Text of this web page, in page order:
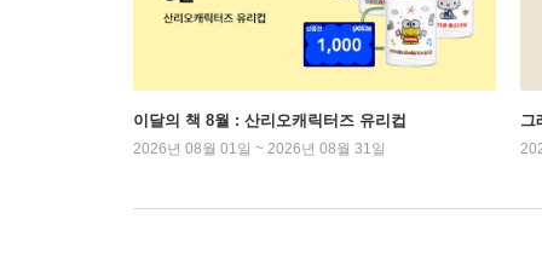
이달의 책 8월 : 산리오캐릭터즈 유리컵
2026년 08월 01일 ~ 2026년 08월 31일
그